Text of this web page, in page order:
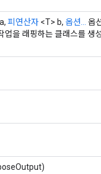
피연산자 <T> b, 옵션...
옵
을 래핑하는 클래스를 생